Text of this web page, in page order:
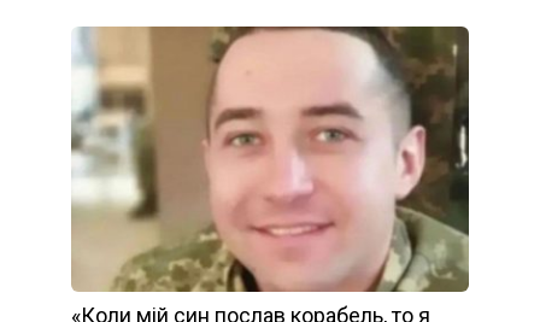
«Коли мій син послав корабель, то я